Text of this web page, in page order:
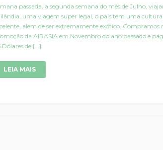
passada, a segunda semana do mês de Julho,
uma viagem super legal, o pais tem uma
alem de ser extremamente exótico. Compramos
da AIRASIA em Novembro do ano passado e
Dólares de [...]
LEIA MAIS